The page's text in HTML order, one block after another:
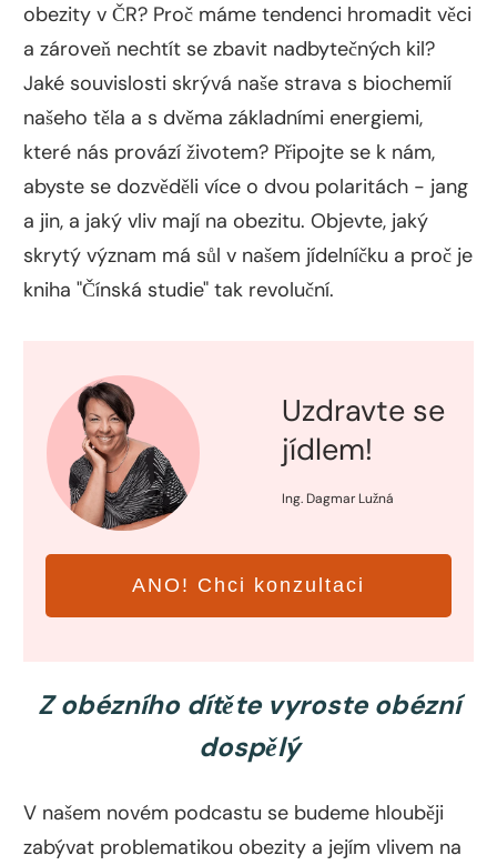
obezity v ČR? Proč máme tendenci hromadit věci
a zároveň nechtít se zbavit nadbytečných kil?
Jaké souvislosti skrývá naše strava s biochemií
našeho těla a s dvěma základními energiemi,
které nás provází životem? Připojte se k nám,
abyste se dozvěděli více o dvou polaritách - jang
a jin, a jaký vliv mají na obezitu. Objevte, jaký
skrytý význam má sůl v našem jídelníčku a proč je
kniha "Čínská studie" tak revoluční.
Uzdravte se
jídlem!
Ing. Dagmar Lužná
ANO! Chci konzultaci
Z obézního dítěte vyroste obézní
dospělý
V našem novém podcastu se budeme hlouběji
zabývat problematikou obezity a jejím vlivem na